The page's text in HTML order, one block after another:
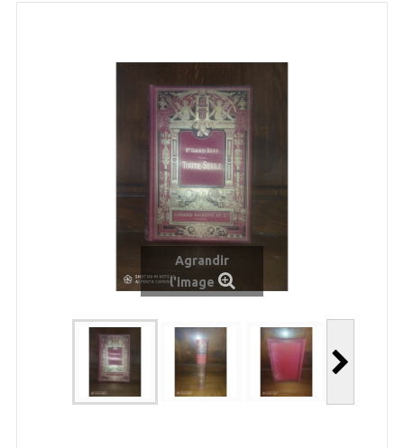
Agrandir
l'image